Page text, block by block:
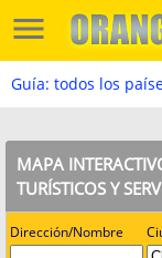
Guía: todos los
MAPA
TURÍSTICOS Y
Dirección/Nombre